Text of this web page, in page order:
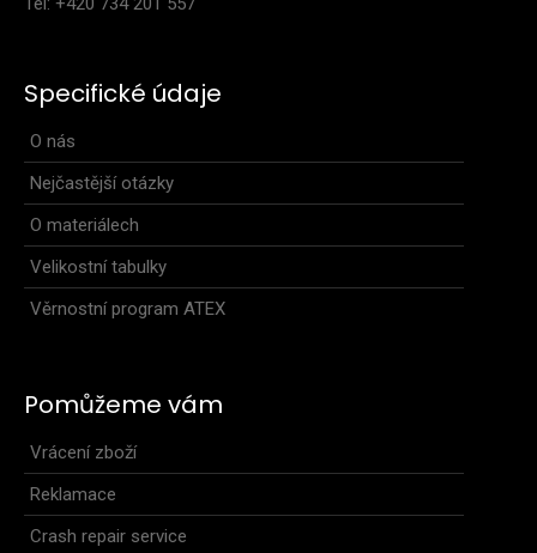
Běžecká bunda s kapucí NUVO
3 099 Kč
Běžecká bunda s kapucí NUVOBěžecká bunda s kapucí NUVO
Specifické údaje
O nás
Nejčastější otázky
O materiálech
Velikostní tabulky
Věrnostní program ATEX
Pomůžeme vám
Vrácení zboží
Reklamace
Crash repair service